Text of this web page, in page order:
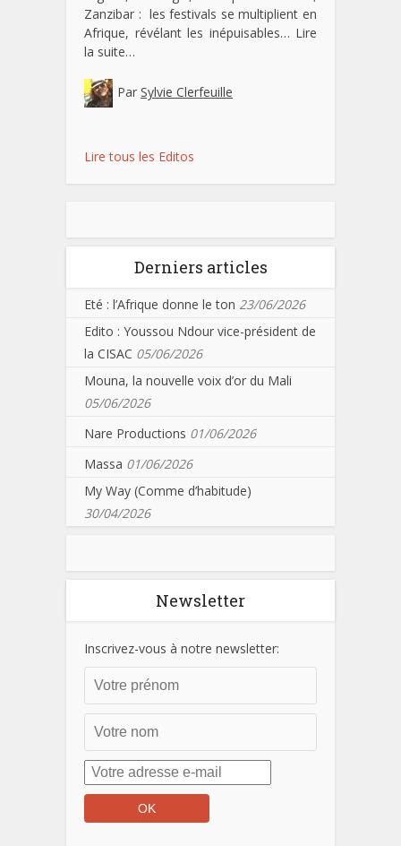
Zanzibar : les festivals se multiplient en
Afrique, révélant les inépuisables… Lire
la suite…
Par Sylvie Clerfeuille
Lire tous les Editos
Derniers articles
Eté : l’Afrique donne le ton 23/06/2026
Edito : Youssou Ndour vice-président de
la CISAC 05/06/2026
Mouna, la nouvelle voix d’or du Mali
05/06/2026
Nare Productions 01/06/2026
Massa 01/06/2026
My Way (Comme d’habitude)
30/04/2026
Newsletter
Inscrivez-vous à notre newsletter: